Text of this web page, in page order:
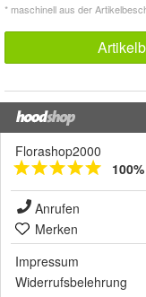
* maschinell aus der
Florashop2000
Anrufen
Merken
Impressum
Widerrufsbelehrung